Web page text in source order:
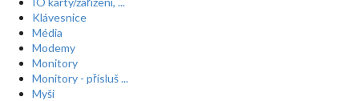
Klávesnice
Média
Modemy
Monitory
Monitory - přísluš ...
Myši